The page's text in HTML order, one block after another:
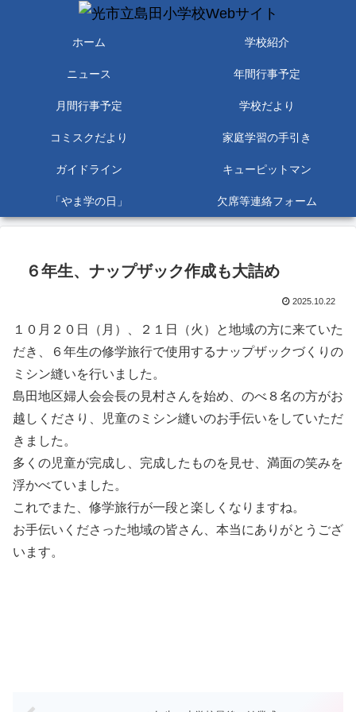
ホーム 学校紹介
ニュース 年間行事予定
月間行事予定 学校だより
コミスクだより 家庭学習の手引き
ガイドライン キューピットマン
「やま学の日」 欠席等連絡フォーム
６年生、ナップザック作成も大詰め
2025.10.22
１０月２０日（月）、２１日（火）と地域の方に来ていた
だき、６年生の修学旅行で使用するナップザックづくりの
ミシン縫いを行いました。
島田地区婦人会会長の見村さんを始め、のべ８名の方がお
越しくださり、児童のミシン縫いのお手伝いをしていただ
きました。
多くの児童が完成し、完成したものを見せ、満面の笑みを
浮かべていました。
これでまた、修学旅行が一段と楽しくなりますね。
お手伝いくださった地域の皆さん、本当にありがとうござ
います。